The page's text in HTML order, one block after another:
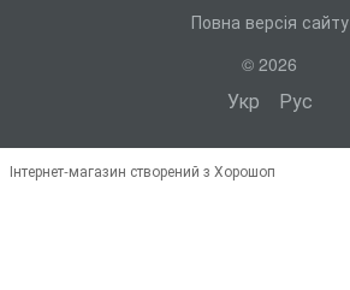
Повна версія сайту
© 2026
Укр Рус
Інтернет-магазин створений з Хорошоп